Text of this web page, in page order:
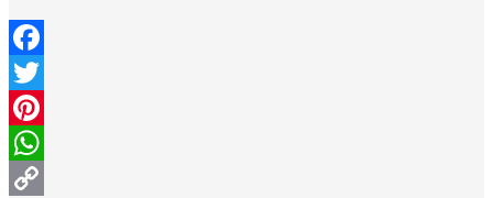
Facebook
Twitter
Pinterest
WhatsApp